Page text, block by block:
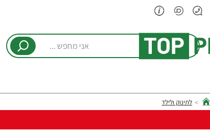
מחפש
home
לתינוק ולילד